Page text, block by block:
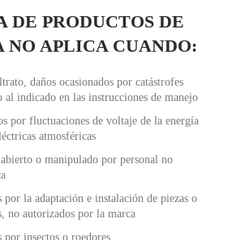
PRODUCTOS DE
NO APLICA CUANDO:
daños ocasionados por catástrofes
al indicado en las instrucciones de manejo
por fluctuaciones de voltaje de la energía
atmosféricas
o manipulado por personal no
por la adaptación e instalación de piezas o
no autorizados por la marca
por insectos o roedores